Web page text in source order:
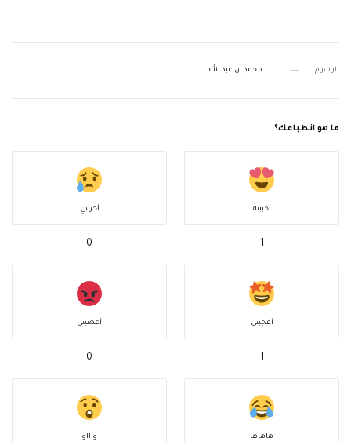
الوسوم محمد بن عبد الله
ما هو انطباعك؟
أحببته
1
أحزنني
0
أعجبني
1
أغضبني
0
هاهاها واااو